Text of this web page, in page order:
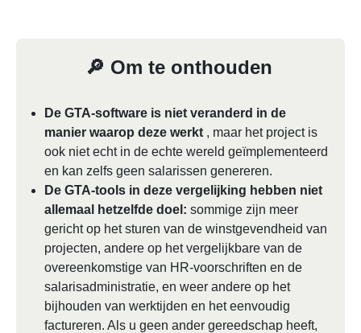
🔎 Om te onthouden
De GTA-software is niet veranderd in de
manier waarop deze werkt , maar het project is
ook niet echt in de echte wereld geïmplementeerd
en kan zelfs geen salarissen genereren.
De GTA-tools in deze vergelijking hebben niet
allemaal hetzelfde doel: sommige zijn meer
gericht op het sturen van de winstgevendheid van
projecten, andere op het vergelijkbare van de
overeenkomstige van HR-voorschriften en de
salarisadministratie, en weer andere op het
bijhouden van werktijden en het eenvoudig
factureren. Als u geen ander gereedschap heeft,